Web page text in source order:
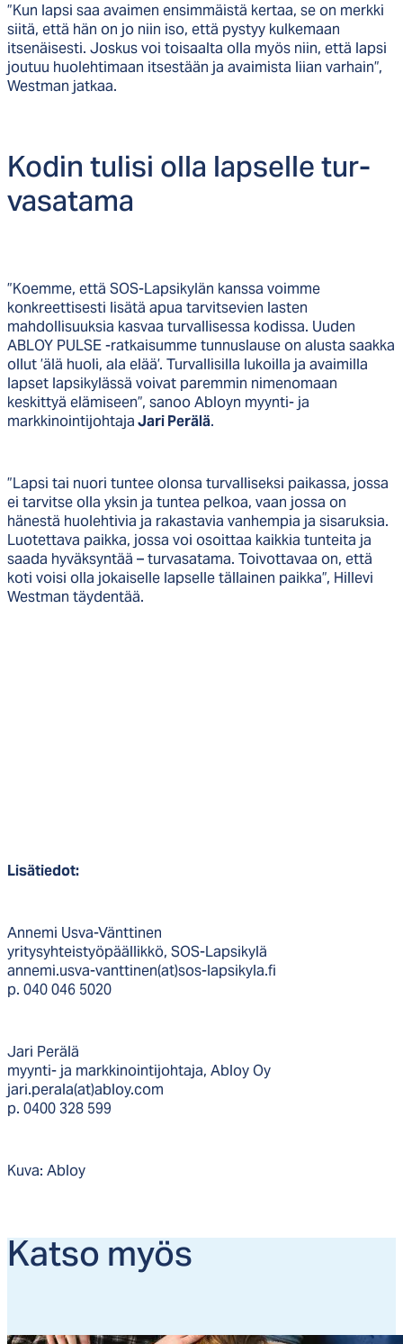
”Kun lapsi saa avaimen ensimmäistä kertaa, se on merkki
siitä, että hän on jo niin iso, että pystyy kulkemaan
itsenäisesti. Joskus voi toisaalta olla myös niin, että lapsi
joutuu huolehtimaan itsestään ja avaimista liian varhain”,
Westman jatkaa.
Ko­din tu­li­si ol­la lap­sel­le tur­
va­sa­ta­ma
”Koemme, että SOS-Lapsikylän kanssa voimme
konkreettisesti lisätä apua tarvitsevien lasten
mahdollisuuksia kasvaa turvallisessa kodissa. Uuden
ABLOY PULSE -ratkaisumme tunnuslause on alusta saakka
ollut ’älä huoli, ala elää’. Turvallisilla lukoilla ja avaimilla
lapset lapsikylässä voivat paremmin nimenomaan
keskittyä elämiseen”, sanoo Abloyn myynti- ja
markkinointijohtajaJari Perälä.
”Lapsi tai nuori tuntee olonsa turvalliseksi paikassa, jossa
ei tarvitse olla yksin ja tuntea pelkoa, vaan jossa on
hänestä huolehtivia ja rakastavia vanhempia ja sisaruksia.
Luotettava paikka, jossa voi osoittaa kaikkia tunteita ja
saada hyväksyntää – turvasatama. Toivottavaa on, että
koti voisi olla jokaiselle lapselle tällainen paikka”, Hillevi
Westman täydentää.
Lisätiedot:
Annemi Usva-Vänttinen
yritysyhteistyöpäällikkö, SOS-Lapsikylä
annemi.usva-vanttinen(at)sos-lapsikyla.fi
p. 040 046 5020
Jari Perälä
myynti- ja markkinointijohtaja, Abloy Oy
jari.perala(at)abloy.com
p. 0400 328 599
Kuva: Abloy
Kat­so myös